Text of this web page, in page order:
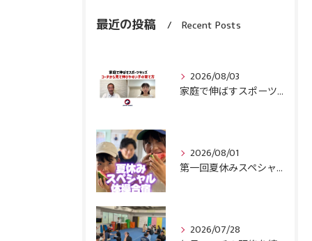
最近の投稿 Recent Posts
2026/08/03
家庭で伸ばすスポーツキッズ『コーチから見て伸びやすい子』の育て方
2026/08/01
第一回夏休みスペシャル体操合宿終了！
2026/07/28